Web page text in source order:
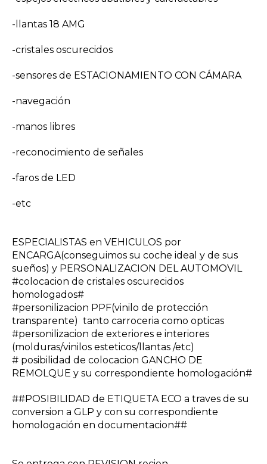
-llantas 18 AMG
-cristales oscurecidos
-sensores de ESTACIONAMIENTO CON CÁMARA
-navegación
-manos libres
-reconocimiento de señales
-faros de LED
-etc
ESPECIALISTAS en VEHICULOS por
ENCARGA(conseguimos su coche ideal y de sus
sueños) y PERSONALIZACION DEL AUTOMOVIL
#colocacion de cristales oscurecidos
homologados#
#personilizacion PPF(vinilo de protección
transparente) tanto carroceria como opticas
#personilizacion de exteriores e interiores
(molduras/vinilos esteticos/llantas /etc)
# posibilidad de colocacion GANCHO DE
REMOLQUE y su correspondiente homologación#
##POSIBILIDAD de ETIQUETA ECO a traves de su
conversion a GLP y con su correspondiente
homologación en documentacion##